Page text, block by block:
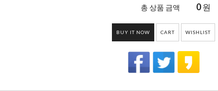
총 상품 금액 0원
BUY IT NOW CART WISHLIST